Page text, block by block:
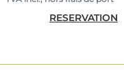
RESERVATION